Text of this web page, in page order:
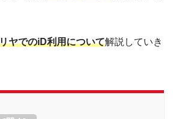
ヤでのiD利用について解説していき